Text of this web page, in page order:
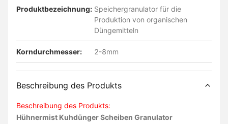
Produktbezeichnung: Speichergranulator für die
Produktion von organischen
Düngemitteln
Korndurchmesser: 2-8mm
Beschreibung des Produkts
Beschreibung des Produkts:
Hühnermist Kuhdünger Scheiben Granulator